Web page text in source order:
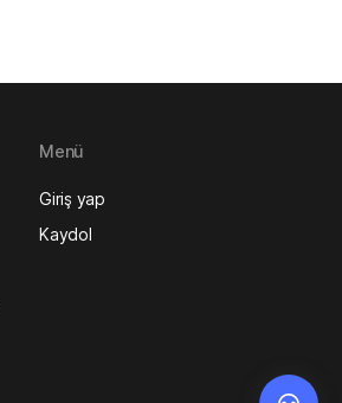
Menü
Giriş yap
Kaydol